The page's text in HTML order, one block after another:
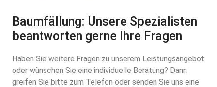
Baumfällung: Unsere Spezialisten
beantworten gerne Ihre Fragen
Haben Sie weitere Fragen zu unserem Leistungsangebot
oder wünschen Sie eine individuelle Beratung? Dann
greifen Sie bitte zum Telefon oder senden Sie uns eine